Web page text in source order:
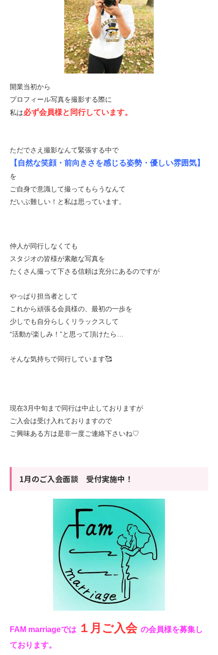
開業当初から
プロフィール写真を撮影する際に
私は必ず会員様と同行しています。
ただでさえ撮影なんて緊張する中で
【自然な笑顔・前向きさを感じる姿勢・優しい雰囲気】
を
ご自身で意識して撮ってもらうなんて
だいぶ難しい！と私は思っています。
仲人が同行しなくても
スタジオの皆様が素敵な写真を
たくさん撮って下さる信頼は充分にあるのですが
やっぱり担当者として
これから頑張る会員様の、最初の一歩を
少しでも自分らしくリラックスして
“活動が楽しみ！”と思って頂けたら…
そんな気持ちで同行しています🥰
現在3月中旬まで同行は中止しておりますが
ご入会は受け入れておりますので
ご興味ある方は是非一度ご連絡下さいね♡
1月のご入会面談 受付実施中！
FAM marriageでは １月ご入会 の会員様を募集し
ております。